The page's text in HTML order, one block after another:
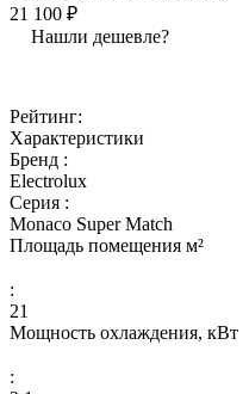
21 100 ₽
Нашли дешевле?
Рейтинг:
Характеристики
Бренд :
Electrolux
Серия :
Monaco Super Match
Площадь помещения м²
:
21
Мощность охлаждения, кВт
: